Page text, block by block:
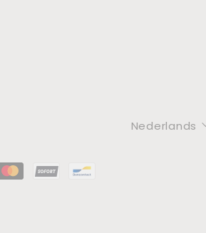
TAAL
Nederlands